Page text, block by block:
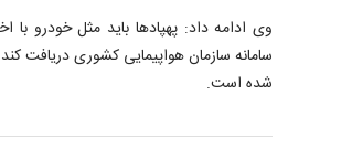
وی ادامه داد: پهپاد‌ها باید مثل خودرو
سامانه سازمان هواپیمایی کشوری دریافت
شده است.